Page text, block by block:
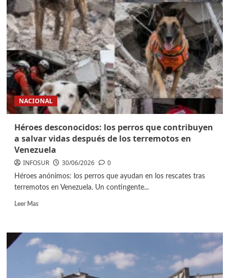
NACIONAL
Héroes desconocidos: los perros que contribuyen
a salvar vidas después de los terremotos en
Venezuela
INFOSUR 30/06/2026 0
Héroes anónimos: los perros que ayudan en los rescates tras
terremotos en Venezuela. Un contingente...
Leer Mas